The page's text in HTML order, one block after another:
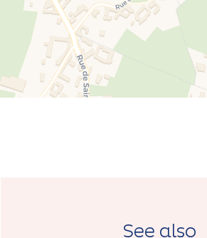
See also